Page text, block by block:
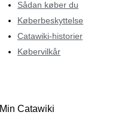
Sådan køber du
Køberbeskyttelse
Catawiki-historier
Købervilkår
Min Catawiki